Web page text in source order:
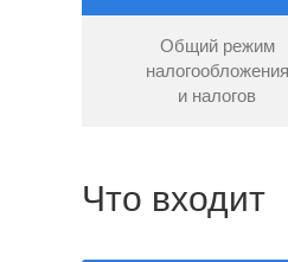
Общий режим
налогообложения
и налогов
Что входит